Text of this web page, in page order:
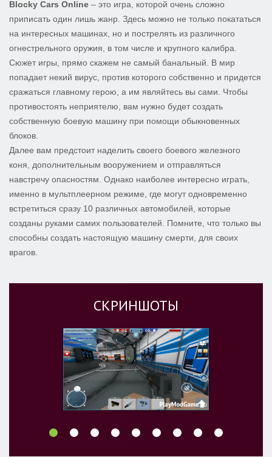
Blocky Cars Online – это игра, которой очень сложно
приписать один лишь жанр. Здесь можно не только покататься
на интересных машинах, но и пострелять из различного
огнестрельного оружия, в том числе и крупного калибра.
Сюжет игры, прямо скажем не самый банальный. В мир
попадает некий вирус, против которого собственно и придется
сражаться главному герою, а им являйтесь вы сами. Чтобы
противостоять неприятелю, вам нужно будет создать
собственную боевую машину при помощи обыкновенных
блоков.
Далее вам предстоит наделить своего боевого железного
коня, дополнительным вооружением и отправляться
навстречу опасностям. Однако наиболее интересно играть,
именно в мультплеерном режиме, где могут одновременно
встретиться сразу 10 различных автомобилей, которые
созданы руками самих пользователей. Помните, что только вы
способны создать настоящую машину смерти, для своих
врагов.
СКРИНШОТЫ